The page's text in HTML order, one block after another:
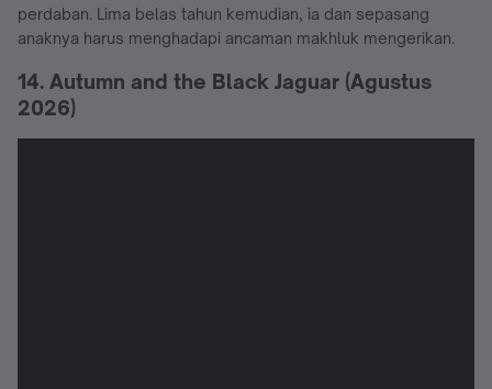
perdaban. Lima belas tahun kemudian, ia dan sepasang
anaknya harus menghadapi ancaman makhluk mengerikan.
14. Autumn and the Black Jaguar (Agustus
2026)